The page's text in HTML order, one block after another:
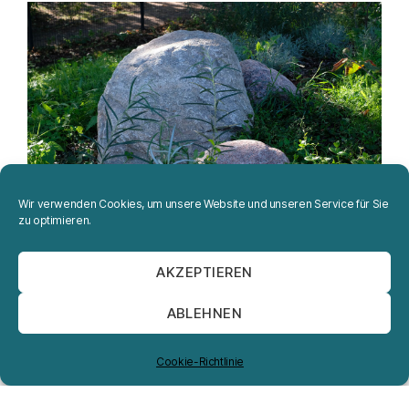
Wir verwenden Cookies, um unsere Website und unseren Service für Sie
zu optimieren.
AKZEPTIEREN
ABLEHNEN
Cookie-Richtlinie